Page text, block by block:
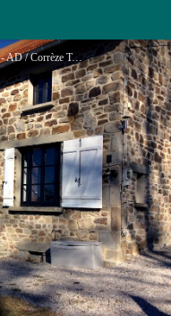
Meublé de Tourisme VERGNE_1 - AD / Corrèze Tourisme